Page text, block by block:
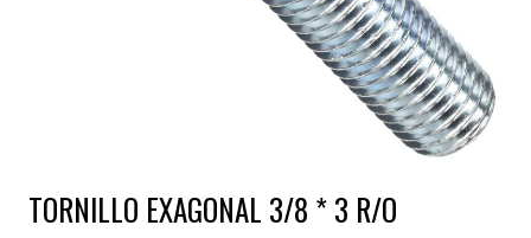
TORNILLO EXAGONAL 3/8 * 3 R/O